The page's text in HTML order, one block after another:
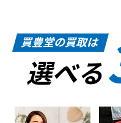
買豊堂の買取は
選べる